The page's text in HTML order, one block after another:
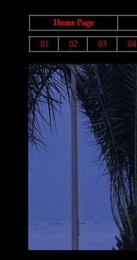
Home Page
01 02 03 04